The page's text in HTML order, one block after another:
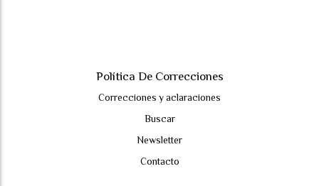
Política De Correcciones
Correcciones y aclaraciones
Buscar
Newsletter
Contacto